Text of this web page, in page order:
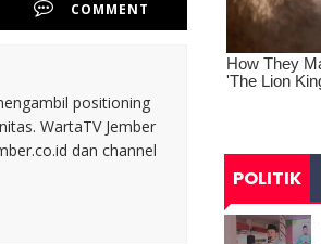
COMMENT
positioning
WartaTV Jember
dan channel
POLITIK